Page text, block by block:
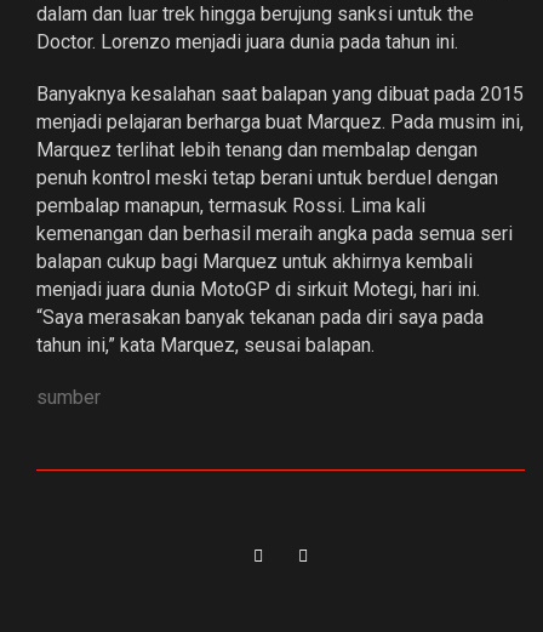
dalam dan luar trek hingga berujung sanksi untuk the
Doctor. Lorenzo menjadi juara dunia pada tahun ini.
Banyaknya kesalahan saat balapan yang dibuat pada 2015
menjadi pelajaran berharga buat Marquez. Pada musim ini,
Marquez terlihat lebih tenang dan membalap dengan
penuh kontrol meski tetap berani untuk berduel dengan
pembalap manapun, termasuk Rossi. Lima kali
kemenangan dan berhasil meraih angka pada semua seri
balapan cukup bagi Marquez untuk akhirnya kembali
menjadi juara dunia MotoGP di sirkuit Motegi, hari ini.
“Saya merasakan banyak tekanan pada diri saya pada
tahun ini,” kata Marquez, seusai balapan.
sumber